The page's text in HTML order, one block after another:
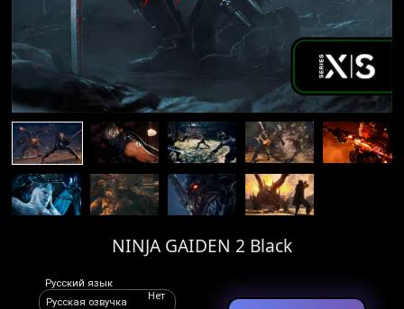
NINJA GAIDEN 2 Black
Русский язык
Русская озвучка
Нет